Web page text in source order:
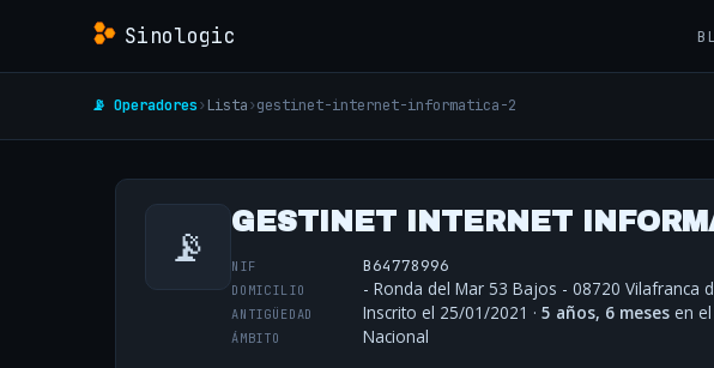
Sinologic
📡 Operadores› Lista›gestinet-internet-informatica-2
📡 GESTINET INTERNET
NIF B64778996
DOMICILIO - Ronda del Mar 53 Bajos - 08720 Vilafranca
ANTIGÜEDAD Inscrito el 25/01/2021 · 5 años, 6 meses en
ÁMBITO Nacional